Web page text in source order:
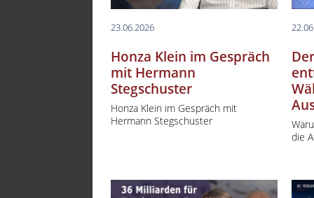
23.06.2026
Honza Klein im Gespräch
mit Hermann
Stegschuster
Honza Klein im Gespräch mit
Hermann Stegschuster
die